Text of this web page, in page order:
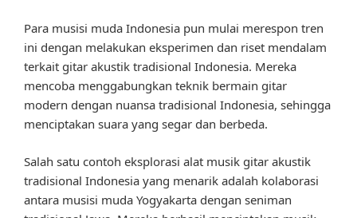
Para musisi muda Indonesia pun mulai merespon tren
ini dengan melakukan eksperimen dan riset mendalam
terkait gitar akustik tradisional Indonesia. Mereka
mencoba menggabungkan teknik bermain gitar
modern dengan nuansa tradisional Indonesia, sehingga
menciptakan suara yang segar dan berbeda.
Salah satu contoh eksplorasi alat musik gitar akustik
tradisional Indonesia yang menarik adalah kolaborasi
antara musisi muda Yogyakarta dengan seniman